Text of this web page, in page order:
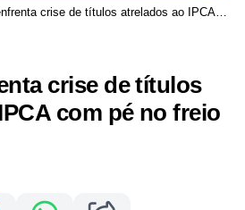
crise de títulos atrelados ao IPCA
crise de títulos
com pé no freio